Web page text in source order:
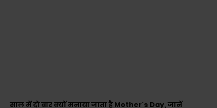
साल में दो बार क्यों मनाया जाता है Mother's Day, जानें